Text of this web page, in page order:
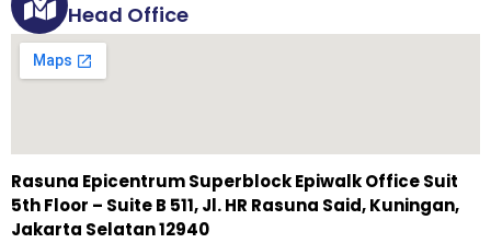
Head Office
Rasuna Epicentrum Superblock Epiwalk Office Suit
5th Floor – Suite B 511, Jl. HR Rasuna Said, Kuningan,
Jakarta Selatan 12940